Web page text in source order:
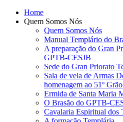
Home
Quem Somos Nós
Quem Somos Nós
Manual Templário do
A preparação do Gran
GPTB-CESJB
Sede do Gran Priorato
Sala de vela de Armas
homenagem ao 51º
Ermida de Santa Maria
O Brasão do GPTB-
Cavalaria Espiritual dos